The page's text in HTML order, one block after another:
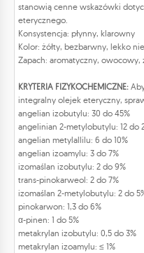
stanowią cenne wskazówki
eterycznego.
Konsystencja: płynny, klarowny
Kolor: żółty, bezbarwny, lekko
Zapach: aromatyczny, owocowy,
KRYTERIA FIZYKOCHEMICZNE:
integralny olejek eteryczny,
angelian izobutylu: 30 do 45%
angelinian 2-metylobutylu: 12 do
angelian metylallilu: 6 do 10%
angelian izoamylu: 3 do 7%
izomaślan izobutylu: 2 do 9%
trans-pinokarweol: 2 do 7%
izomaślan 2-metylobutylu: 2 do
pinokarwon: 1,3 do 6%
α-pinen: 1 do 5%
metakrylan izobutylu: 0,5 do 3%
metakrylan izoamylu: ≤ 1%